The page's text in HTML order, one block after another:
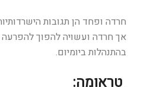
חרדה ופחד הן תגובות
אך חרדה ועשויה להפוך
בהתנהלות ביומיום.
טראומה: